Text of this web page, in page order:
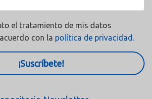
el tratamiento de mis datos
con la política de privacidad.
¡Suscríbete!